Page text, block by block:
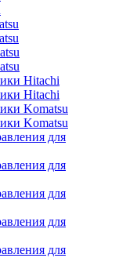
Hitachi
Hitachi
Komatsu
Komatsu
для
для
для
для
для